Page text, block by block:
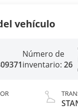
vehículo
Número de
inventario: 26